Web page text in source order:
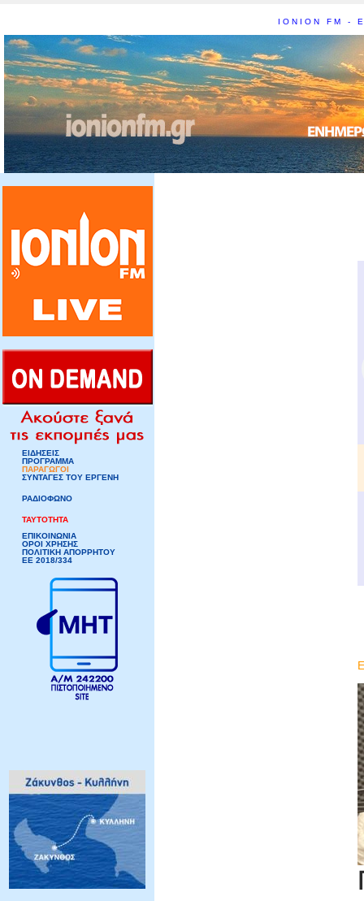
IONION FM -
ΕΙΔΗΣΕΙΣ
ΠΡΟΓΡΑΜΜΑ
ΠΑΡΑΓΩΓΟΙ
ΣΥΝΤΑΓΕΣ ΤΟΥ ΕΡΓΕΝΗ
ΡΑΔΙΟΦΩΝΟ
ΤΑΥΤΟΤΗΤΑ
ΕΠΙΚΟΙΝΩΝΙΑ
ΟΡΟΙ ΧΡΗΣΗΣ
ΠΟΛΙΤΙΚΗ ΑΠΟΡΡΗΤΟΥ
ΕΕ 2018/334